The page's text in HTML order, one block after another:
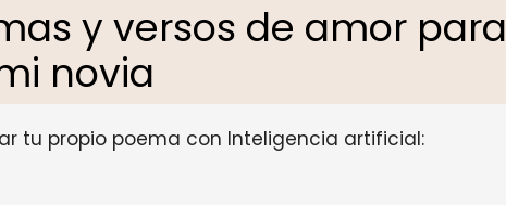
y versos de amor para
novia
tu propio poema con Inteligencia artificial: